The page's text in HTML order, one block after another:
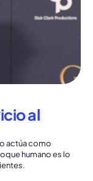
al
actúa como
humano es lo